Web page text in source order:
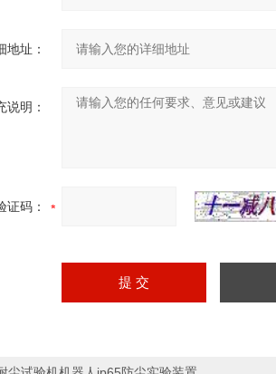
地址：
说明：
证码：